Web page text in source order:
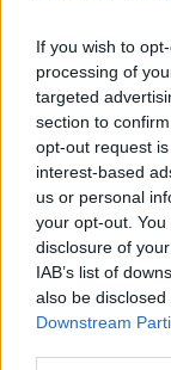
If you wish to
processing of
targeted
section to
opt-out request
interest-based
us or personal
your opt-out.
disclosure of
IAB’s list of
also be
Downstream